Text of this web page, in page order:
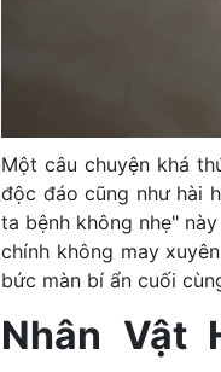
Một câu chuyện khá
độc đáo cũng như hài
ta bệnh không nhẹ"
chính không may
bức màn bí ẩn cuối
Nhân Vật